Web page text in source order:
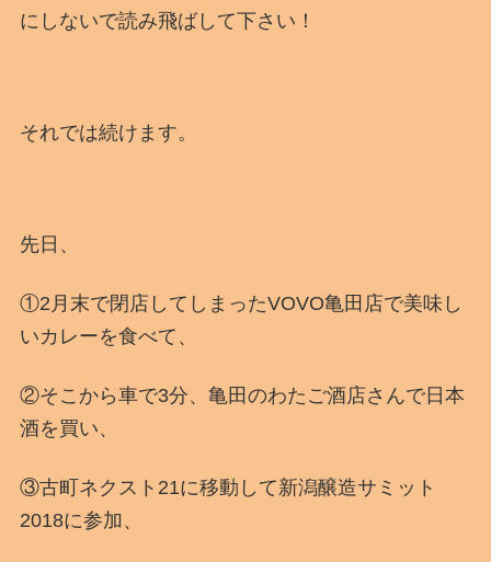
にしないで読み飛ばして下さい！
それでは続けます。
先日、
①2月末で閉店してしまったVOVO亀田店で美味し
いカレーを食べて、
②そこから車で3分、亀田のわたご酒店さんで日本
酒を買い、
③古町ネクスト21に移動して新潟醸造サミット
2018に参加、